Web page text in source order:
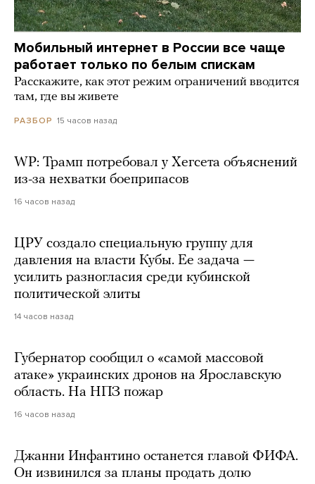
Мобильный интернет в России все чаще
работает только по белым спискам
Расскажите, как этот режим ограничений вводится
там, где вы живете
РАЗБОР 15 часов назад
WP: Трамп потребовал у Хегсета объяснений
из-за нехватки боеприпасов
16 часов назад
ЦРУ создало специальную группу для
давления на власти Кубы. Ее задача —
усилить разногласия среди кубинской
политической элиты
14 часов назад
Губернатор сообщил о «самой массовой
атаке» украинских дронов на Ярославскую
область. На НПЗ пожар
16 часов назад
Джанни Инфантино останется главой ФИФА.
Он извинился за планы продать долю